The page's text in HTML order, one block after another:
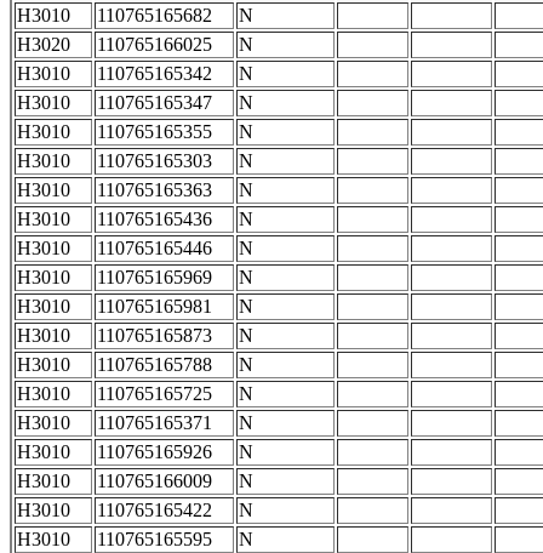
H3010
110765165682
N
H3020
110765166025
N
H3010
110765165342
N
H3010
110765165347
N
H3010
110765165355
N
H3010
110765165303
N
H3010
110765165363
N
H3010
110765165436
N
H3010
110765165446
N
H3010
110765165969
N
H3010
110765165981
N
H3010
110765165873
N
H3010
110765165788
N
H3010
110765165725
N
H3010
110765165371
N
H3010
110765165926
N
H3010
110765166009
N
H3010
110765165422
N
H3010
110765165595
N